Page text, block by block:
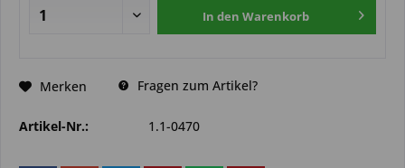
In den Warenkorb
Merken Fragen zum Artikel?
Artikel-Nr.: 1.1-0470